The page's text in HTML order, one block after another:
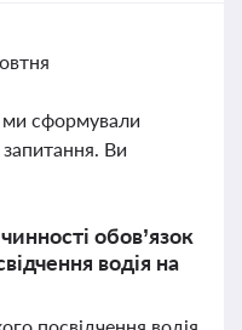
ми сформували
запитання. Ви
обов’язок
водія на